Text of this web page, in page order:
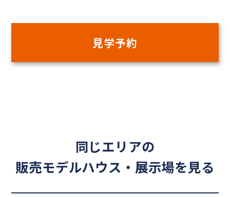
見学予約
同じエリアの
販売モデルハウス・展示場を見る